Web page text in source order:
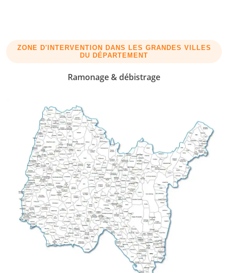
ZONE D'INTERVENTION DANS LES GRANDES VILLES
DU DÉPARTEMENT
Ramonage & débistrage